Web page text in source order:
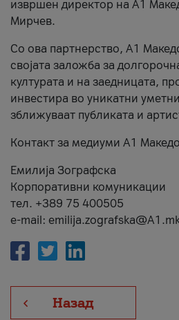
извршен директор на A1
Мирчев.
Со ова партнерство, A1
својата заложба за
културата и на заедницата,
инвестира во уникатни
зближуваат публиката и
Контакт за медиуми А1
Емилија Зографска
Корпоративни комуникации
тел. +389 75 400505
e-mail:
Назад